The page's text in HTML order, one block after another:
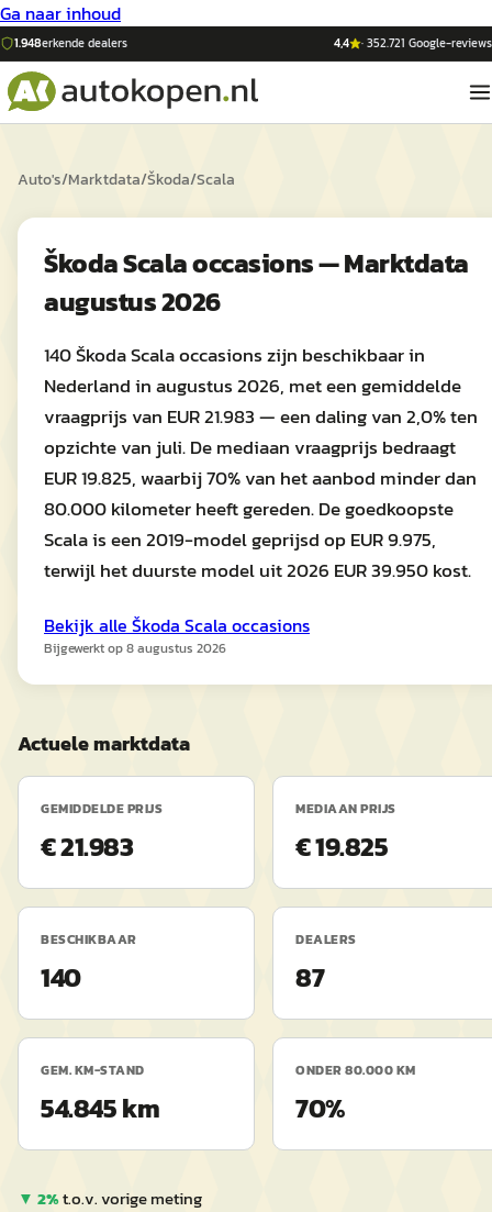
Ga naar inhoud
1.948erkende dealers 4,4 ·352.721 Google-reviews
Auto's/Marktdata/Škoda/Scala
Škoda Scala occasions — Marktdata
augustus 2026
140 Škoda Scala occasions zijn beschikbaar in
Nederland in augustus 2026, met een gemiddelde
vraagprijs van EUR 21.983 — een daling van 2,0% ten
opzichte van juli. De mediaan vraagprijs bedraagt
EUR 19.825, waarbij 70% van het aanbod minder dan
80.000 kilometer heeft gereden. De goedkoopste
Scala is een 2019-model geprijsd op EUR 9.975,
terwijl het duurste model uit 2026 EUR 39.950 kost.
Bekijk alle Škoda Scala occasions
Bijgewerkt op8 augustus 2026
Actuele marktdata
GEMIDDELDE PRIJS
€ 21.983
MEDIAAN PRIJS
€ 19.825
BESCHIKBAAR
140
DEALERS
87
GEM. KM-STAND
54.845 km
ONDER 80.000 KM
70%
▼ 2%t.o.v. vorige meting